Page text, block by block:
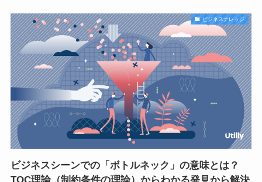
ビジネスナレッジ
ビジネスシーンでの「ボトルネック」の意味とは？